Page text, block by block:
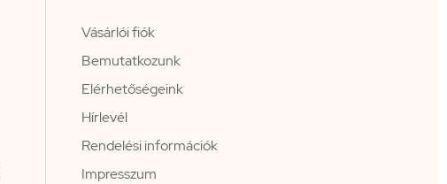
Vásárlói fiók
Bemutatkozunk
Elérhetőségeink
Hírlevél
Rendelési információk
Impresszum